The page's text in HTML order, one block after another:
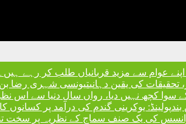
عوام سے مزید قربانیاں طلب کر رہے ہیں۔
تحقیقات کی یقین دہانیتیونسی شہری رضا بن صالح الیزیدی
کے سوا کچھ نہیں دیا، رواں سال دنیا سے اس
پولینڈ: یوکرینی گندم کی درآمد پر کسانوں
کی یک صنف سماج کے نظریہ پر سخت